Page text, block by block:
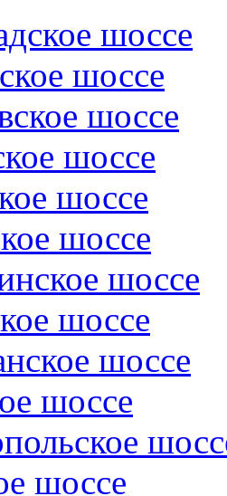
шоссе
шоссе
шоссе
шоссе
шоссе
шоссе
шоссе
шоссе
шоссе
шоссе
шоссе